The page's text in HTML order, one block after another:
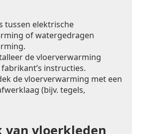
tussen elektrische
of watergedragen
de vloerverwarming
instructies.
de vloerverwarming met een
(bijv. tegels,
van vloerkleden